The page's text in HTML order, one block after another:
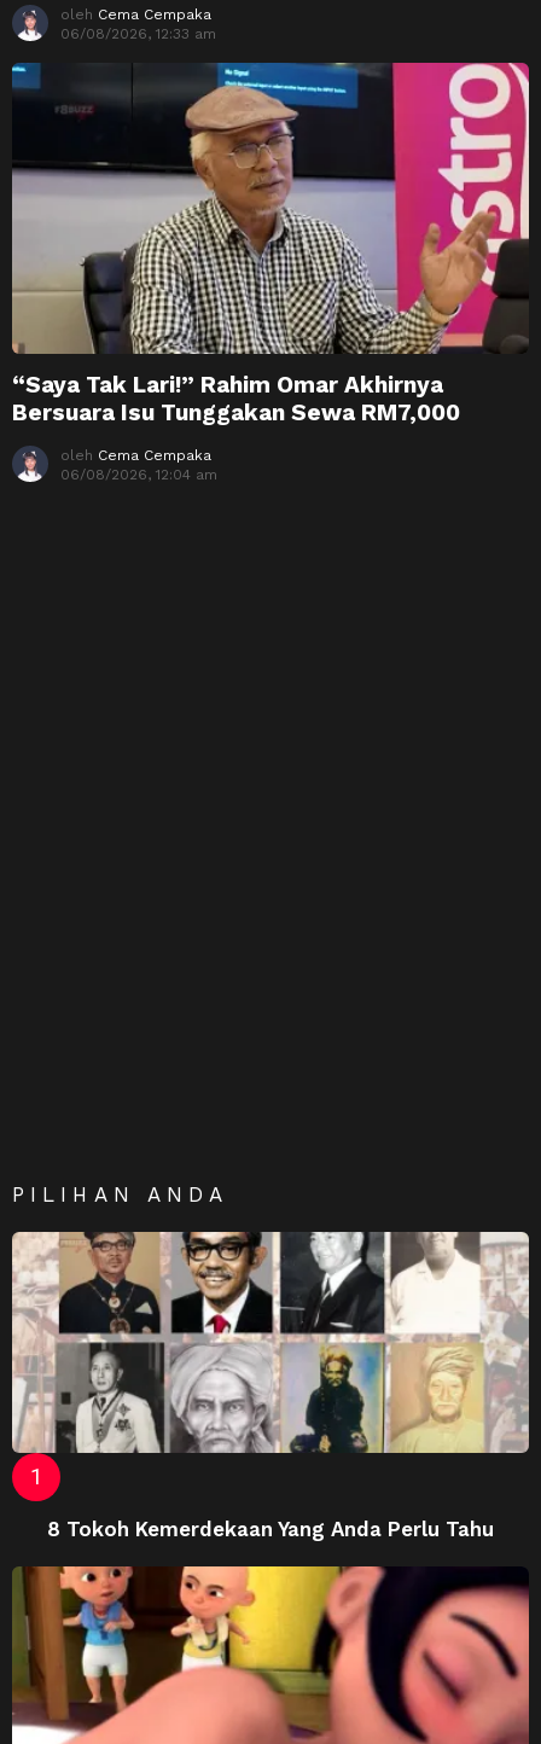
oleh Cema Cempaka
06/08/2026, 12:33 am
“Saya Tak Lari!” Rahim Omar Akhirnya
Bersuara Isu Tunggakan Sewa RM7,000
oleh Cema Cempaka
06/08/2026, 12:04 am
PILIHAN ANDA
8 Tokoh Kemerdekaan Yang Anda Perlu Tahu